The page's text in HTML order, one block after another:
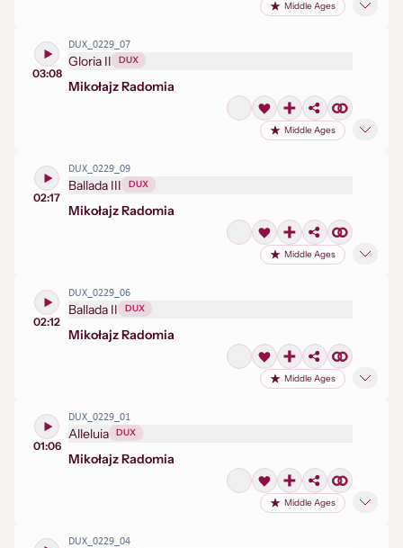
Middle Ages
03:08
DUX_0229_07
Gloria II DUX
Mikołajz Radomia
Middle Ages
02:17
DUX_0229_09
Ballada III DUX
Mikołajz Radomia
Middle Ages
02:12
DUX_0229_06
Ballada II DUX
Mikołajz Radomia
Middle Ages
01:06
DUX_0229_01
Alleluia DUX
Mikołajz Radomia
Middle Ages
DUX_0229_04